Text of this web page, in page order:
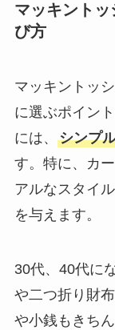
マッキント
び方
マッキントッ
に選ぶポイン
には、 シンプ
す。特に、カ
アルなスタイ
を与えます。
30代、40代に
や二つ折り財
や小銭もきち